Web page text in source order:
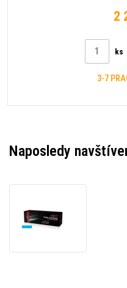
2
ks
3-7
Naposledy
pro